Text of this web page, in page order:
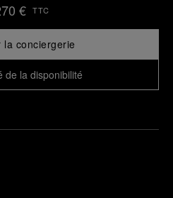
€ TTC
la conciergerie
de la disponibilité